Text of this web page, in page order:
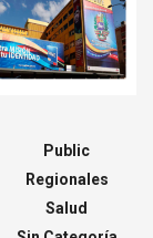
Public
Regionales
Salud